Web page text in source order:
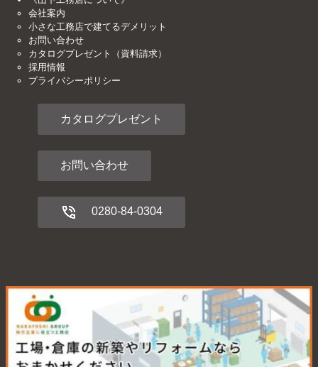
会社案内
小さな工務店で建てるデメリット
お問い合わせ
カタログプレゼント（資料請求）
採用情報
プライバシーポリシー
カタログプレゼント
お問い合わせ
0280-84-0304